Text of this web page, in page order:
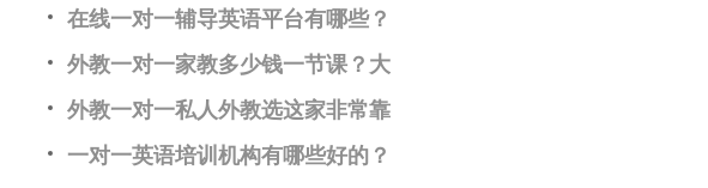
在线一对一辅导英语平台有哪些？
外教一对一家教多少钱一节课？大
外教一对一私人外教选这家非常靠
一对一英语培训机构有哪些好的？